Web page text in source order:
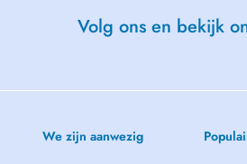
Volg ons en bekijk
We zijn aanwezig